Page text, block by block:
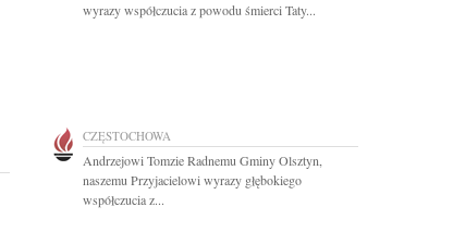
wyrazy współczucia z powodu śmierci Taty...
CZĘSTOCHOWA
Andrzejowi Tomzie Radnemu Gminy Olsztyn,
naszemu Przyjacielowi wyrazy głębokiego
współczucia z...